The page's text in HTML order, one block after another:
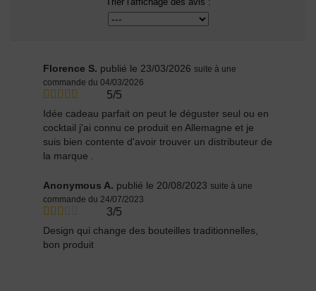
Florence S. publié le 23/03/2026 suite à une
commande du 04/03/2026
5/5
Idée cadeau parfait on peut le déguster seul ou en
cocktail j'ai connu ce produit en Allemagne et je
suis bien contente d'avoir trouver un distributeur de
la marque .
Anonymous A. publié le 20/08/2023 suite à une
commande du 24/07/2023
3/5
Design qui change des bouteilles traditionnelles,
bon produit